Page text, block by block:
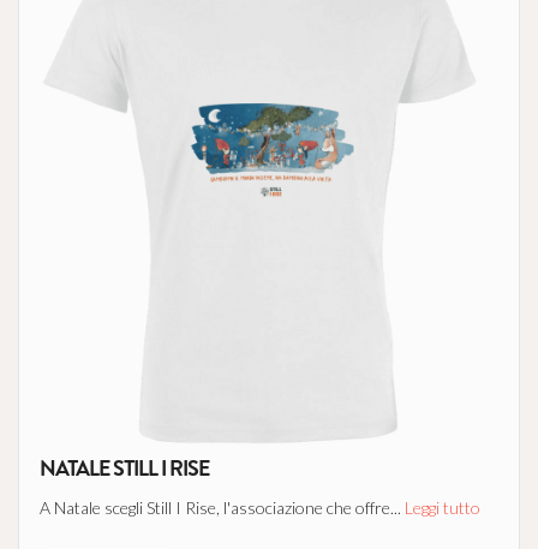
NATALE STILL I RISE
A Natale scegli Still I Rise, l'associazione che offre... Leggi tutto